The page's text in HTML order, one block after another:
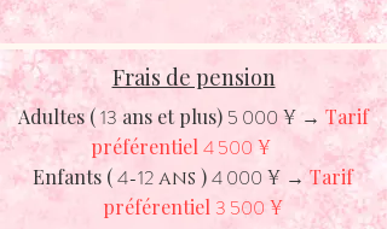
Frais de pension
Adultes ( 13 ans et plus) 5 000 ¥ → Tarif
préférentiel 4 500 ¥
Enfants (4-12ans )4 000 ¥ → Tarif
préférentiel 3 500 ¥